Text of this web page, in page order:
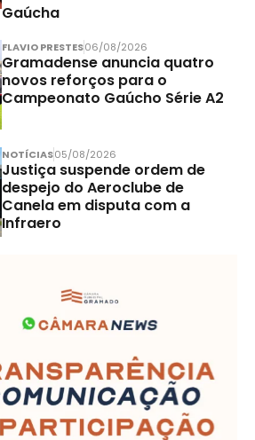
Gaúcha
FLAVIO PRESTES06/08/2026
Gramadense anuncia quatro
novos reforços para o
Campeonato Gaúcho Série A2
NOTÍCIAS05/08/2026
Justiça suspende ordem de
despejo do Aeroclube de
Canela em disputa com a
Infraero